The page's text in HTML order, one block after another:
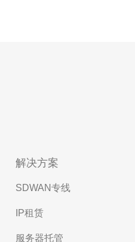
解决方案
SDWAN专线
IP租赁
服务器托管